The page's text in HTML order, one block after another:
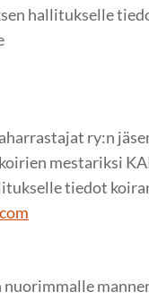
hallitukselle
ry:n
mestariksi
tiedot